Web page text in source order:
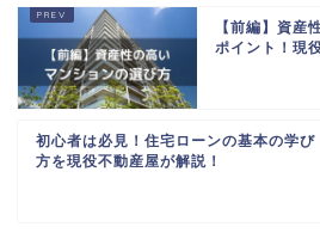
【前編】資産
ポイント！現
初心者は必見！住宅ローンの基本の学び
方を現役不動産屋が解説！